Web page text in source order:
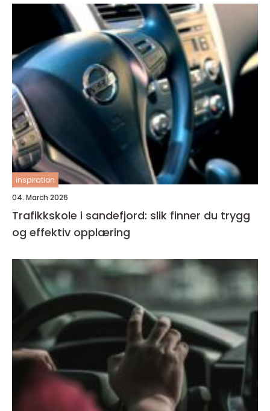
inspiration
04. March 2026
Trafikkskole i sandefjord: slik finner du trygg
og effektiv opplæring